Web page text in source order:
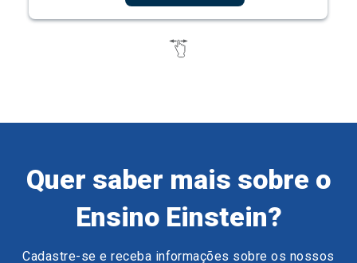
Quer saber mais sobre o
Ensino Einstein?
Cadastre-se e receba informações sobre os nossos